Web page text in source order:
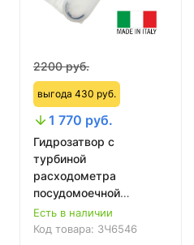
2200 руб.
выгода 430 руб.
1 770 руб.
Гидрозатвор с
турбиной
расходометра
посудомоечной
машины Indesit, Ariston,
C00256546, DIS551ID
Есть в наличии
Код товара: ЗЧ6546